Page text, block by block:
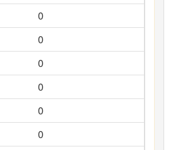
0
0
0
0
0
0